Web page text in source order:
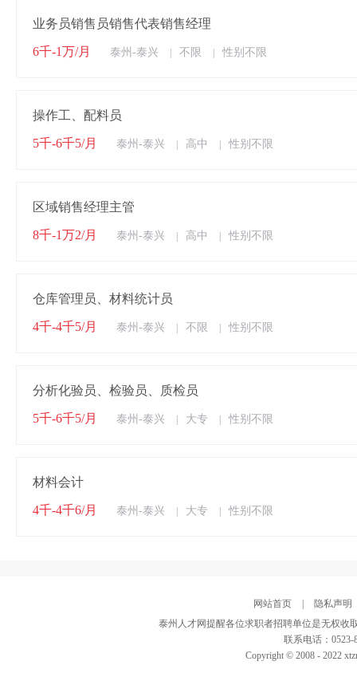
业务员销售员销售代表销售经理
6千-1万/月 泰州-泰兴 不限 性别不限
操作工、配料员
5千-6千5/月 泰州-泰兴 高中 性别不限
区域销售经理主管
8千-1万2/月 泰州-泰兴 高中 性别不限
仓库管理员、材料统计员
4千-4千5/月 泰州-泰兴 不限 性别不限
分析化验员、检验员、质检员
5千-6千5/月 泰州-泰兴 大专 性别不限
材料会计
4千-4千6/月 泰州-泰兴 大专 性别不限
网站首页
隐私声明
泰州人才网提醒各位求职者招聘单位是无权收
联系电话：0523-
Copyright © 2008 - 2022